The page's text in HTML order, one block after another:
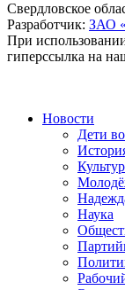
Свердловское
Разработчик: ЗАО
При
гиперссылка на
Новости
Дети
Наука